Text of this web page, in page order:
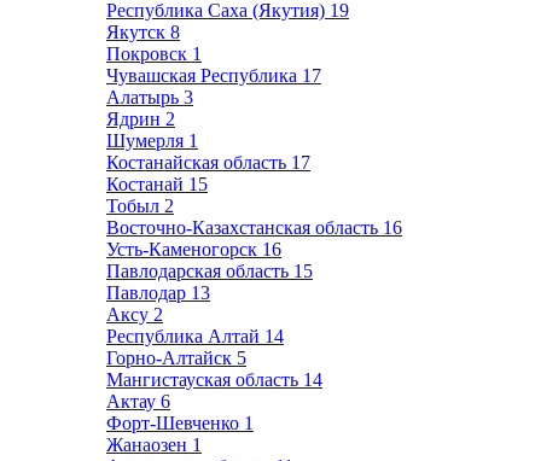
Республика Саха (Якутия) 19
Якутск 8
Покровск 1
Чувашская Республика 17
Алатырь 3
Ядрин 2
Шумерля 1
Костанайская область 17
Костанай 15
Тобыл 2
Восточно-Казахстанская область 16
Усть-Каменогорск 16
Павлодарская область 15
Павлодар 13
Аксу 2
Республика Алтай 14
Горно-Алтайск 5
Мангистауская область 14
Актау 6
Форт-Шевченко 1
Жанаозен 1